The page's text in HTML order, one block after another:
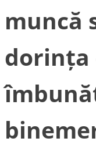
muncă
dorința